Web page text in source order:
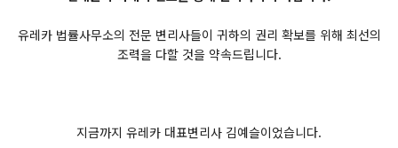
유레카 법률사무소의 전문 변리사들이 귀하의 권리 확보를 위해 최선의
조력을 다할 것을 약속드립니다.
지금까지 유레카 대표변리사 김예슬이었습니다.